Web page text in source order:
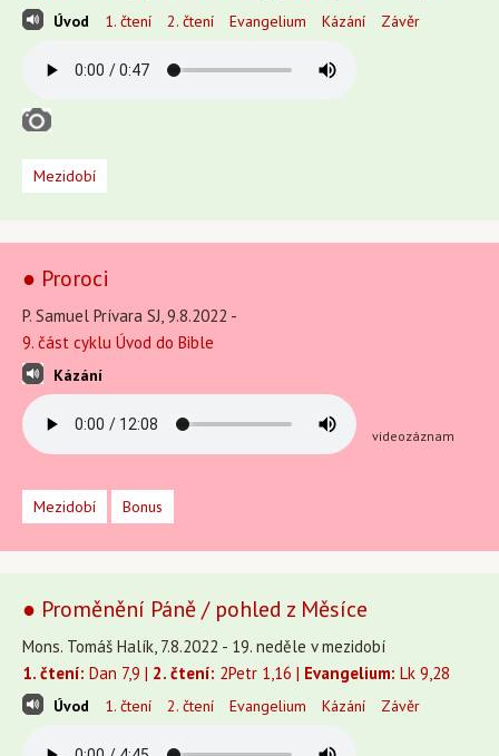
Úvod 1. čtení 2. čtení Evangelium Kázání Závěr
Mezidobí
● Proroci
P. Samuel Prívara SJ, 9.8.2022 -
9. část cyklu Úvod do Bible
Kázání
videozáznam
Mezidobí Bonus
● Proměnění Páně / pohled z Měsíce
Mons. Tomáš Halík, 7.8.2022 - 19. neděle v mezidobí
1. čtení: Dan 7,9 | 2. čtení: 2Petr 1,16 | Evangelium: Lk 9,28
Úvod 1. čtení 2. čtení Evangelium Kázání Závěr